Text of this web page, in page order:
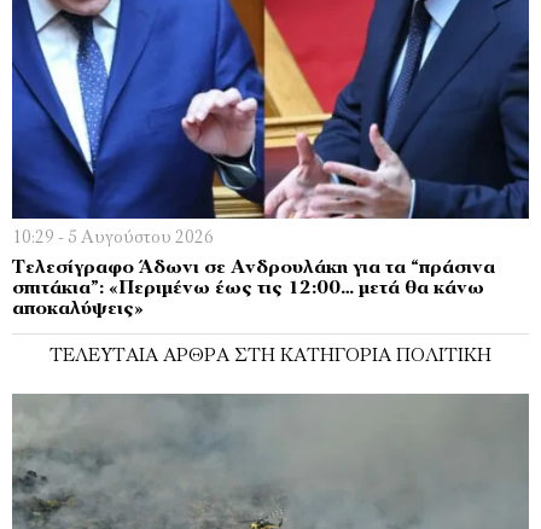
10:29 - 5 Αυγούστου 2026
Τελεσίγραφο Άδωνι σε Ανδρουλάκη για τα “πράσινα
σπιτάκια”: «Περιμένω έως τις 12:00… μετά θα κάνω
αποκαλύψεις»
ΤΕΛΕΥΤΑΊΑ ΆΡΘΡΑ ΣΤΗ ΚΑΤΗΓΟΡΊΑ ΠΟΛΙΤΙΚΉ